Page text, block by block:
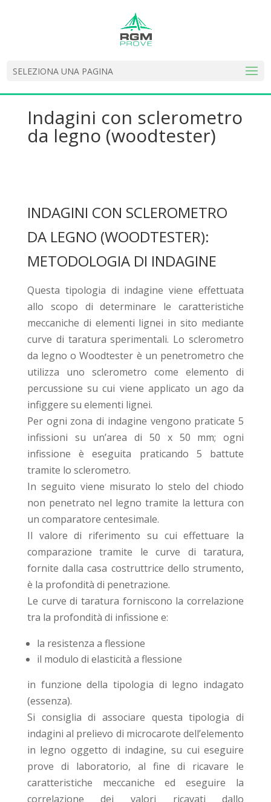
SELEZIONA UNA PAGINA
Indagini con sclerometro
da legno (woodtester)
INDAGINI CON SCLEROMETRO
DA LEGNO (WOODTESTER):
METODOLOGIA DI INDAGINE
Questa tipologia di indagine viene effettuata
allo scopo di determinare le caratteristiche
meccaniche di elementi lignei in sito mediante
curve di taratura sperimentali. Lo sclerometro
da legno o Woodtester è un penetrometro che
utilizza uno sclerometro come elemento di
percussione su cui viene applicato un ago da
infiggere su elementi lignei.
Per ogni zona di indagine vengono praticate 5
infissioni su un’area di 50 x 50 mm; ogni
infissione è eseguita praticando 5 battute
tramite lo sclerometro.
In seguito viene misurato lo stelo del chiodo
non penetrato nel legno tramite la lettura con
un comparatore centesimale.
Il valore di riferimento su cui effettuare la
comparazione tramite le curve di taratura,
fornite dalla casa costruttrice dello strumento,
è la profondità di penetrazione.
Le curve di taratura forniscono la correlazione
tra la profondità di infissione e:
la resistenza a flessione
il modulo di elasticità a flessione
in funzione della tipologia di legno indagato
(essenza).
Si consiglia di associare questa tipologia di
indagini al prelievo di microcarote dell’elemento
in legno oggetto di indagine, su cui eseguire
prove di laboratorio, al fine di ricavare le
caratteristiche meccaniche ed eseguire la
correlazione dei valori ricavati dallo